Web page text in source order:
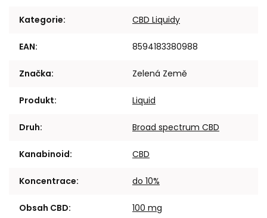
Kategorie: CBD Liquidy
EAN: 8594183380988
Značka: Zelená Země
Produkt: Liquid
Druh: Broad spectrum CBD
Kanabinoid: CBD
Koncentrace: do 10%
Obsah CBD: 100 mg